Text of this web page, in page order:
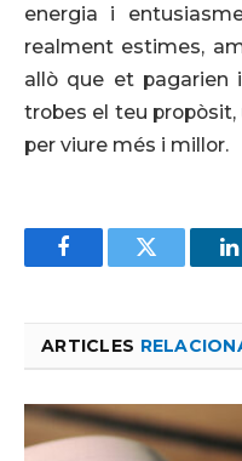
energia i
realment estimes,
allò que et pagarien
trobes el teu
per viure més i millor.
FacebookTwitter
ARTICLES